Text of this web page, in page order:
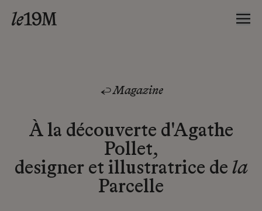
Magazine
À la découverte d'Agathe
Pollet,
designer et illustratrice de la
Parcelle